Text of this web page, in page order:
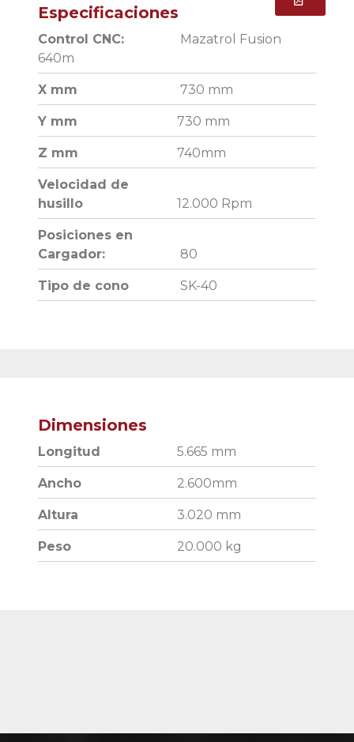
Especificaciones
Control CNC:
Mazatrol Fusion
640m
X mm 730 mm
Y mm 730 mm
Z mm 740mm
Velocidad de
husillo
12.000 Rpm
Posiciones en
Cargador:
80
Tipo de cono SK-40
Dimensiones
Longitud 5.665 mm
Ancho 2.600mm
Altura 3.020 mm
Peso 20.000 kg